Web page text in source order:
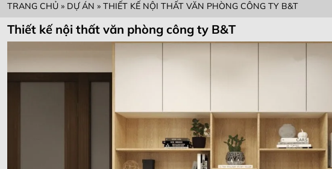
TRANG CHỦ » DỰ ÁN » THIẾT KẾ NỘI THẤT VĂN PHÒNG CÔNG TY B&T
Thiết kế nội thất văn phòng công ty B&T